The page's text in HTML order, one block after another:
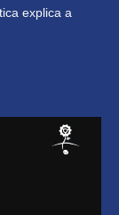
explica a